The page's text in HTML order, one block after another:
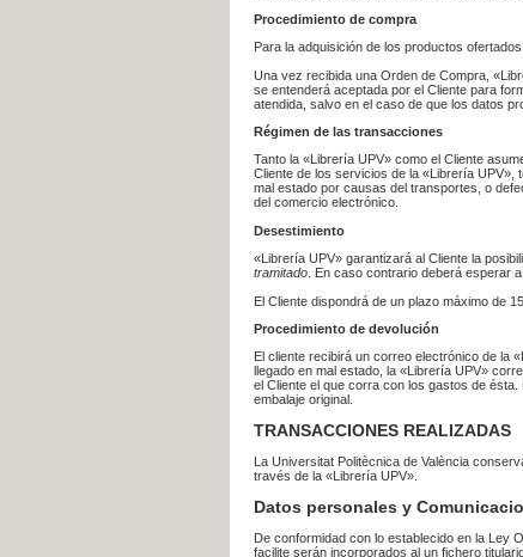
Procedimiento de compra
Para la adquisición de los productos
Una vez recibida una Orden de Compra,
se entenderá aceptada por el Cliente para
atendida, salvo en el caso de que los datos
Régimen de las transacciones
Tanto la «Librería UPV» como el Cliente
Cliente de los servicios de la «Librería
mal estado por causas del transportes, o
del comercio electrónico.
Desestimiento
«Librería UPV» garantizará al Cliente la
tramitado . En caso contrario deberá esperar
El Cliente dispondrá de un plazo máximo de
Procedimiento de devolución
El cliente recibirá un correo electrónico de la
llegado en mal estado, la «Librería UPV»
el Cliente el que corra con los gastos de
embalaje original.
TRANSACCIONES REALIZADAS
La Universitat Politècnica de València
través de la «Librería UPV».
Datos personales y
De conformidad con lo establecido en la Ley
facilite serán incorporados al un fichero